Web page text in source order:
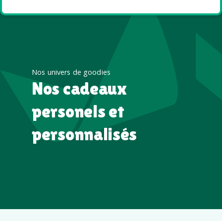
Nos univers de goodies
Nos cadeaux
personels et
personnalisés